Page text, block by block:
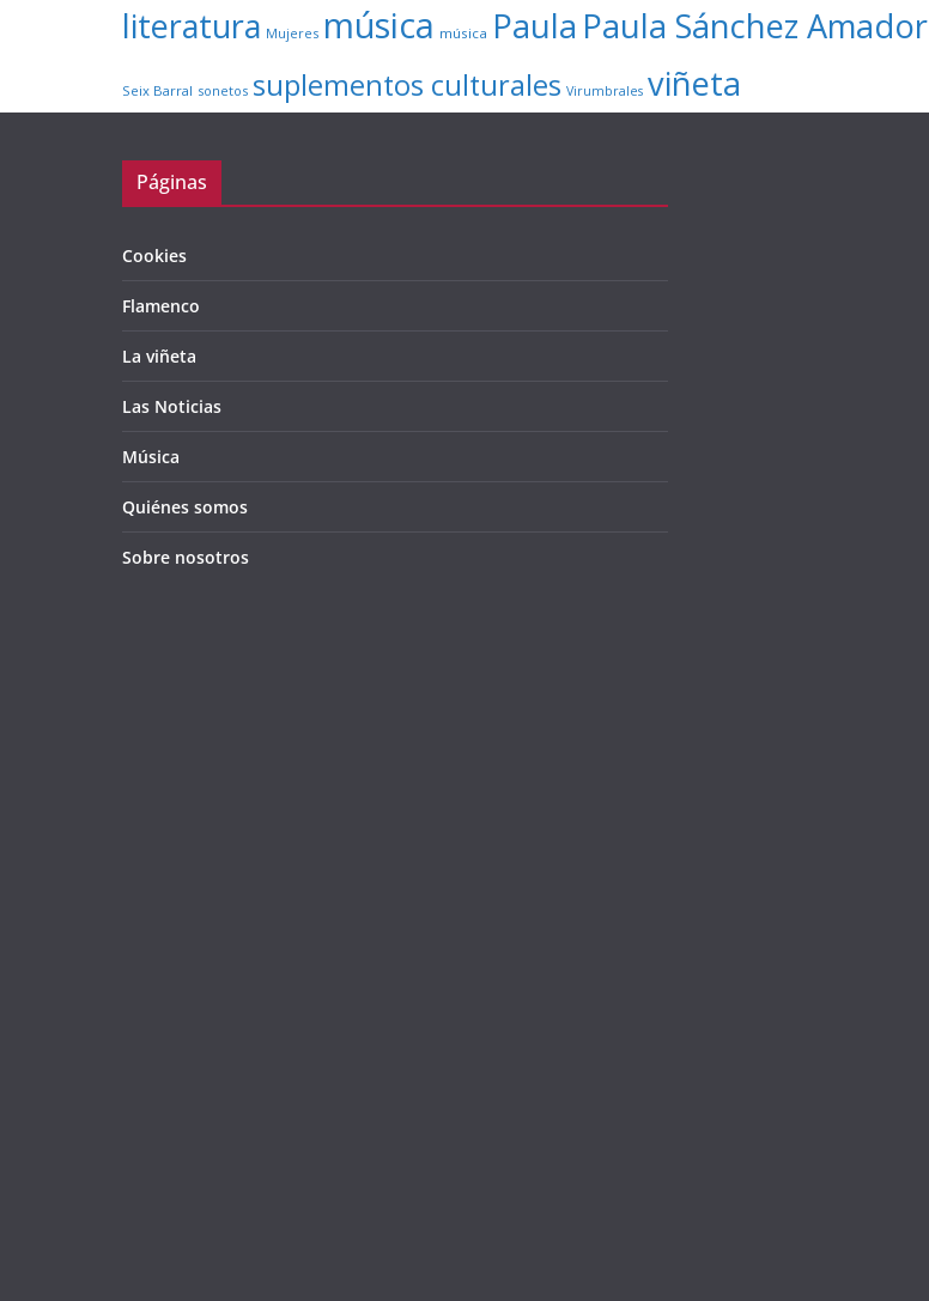
literatura Mujeres música música Paula Paula Sánchez Amador
Seix Barral sonetos suplementos culturales Virumbrales viñeta
Páginas
Cookies
Flamenco
La viñeta
Las Noticias
Música
Quiénes somos
Sobre nosotros